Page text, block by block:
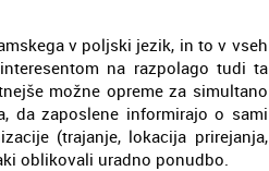
v poljski jezik, in to v vseh
na razpolago tudi ta
možne opreme za simultano
da zaposlene informirajo o sami
(trajanje, lokacija prirejanja,
oblikovali uradno ponudbo.